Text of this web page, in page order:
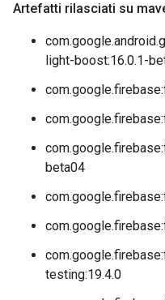
Artefatti rilasciati su
light-boost:16.0.1-
beta04
testing:19.4.0